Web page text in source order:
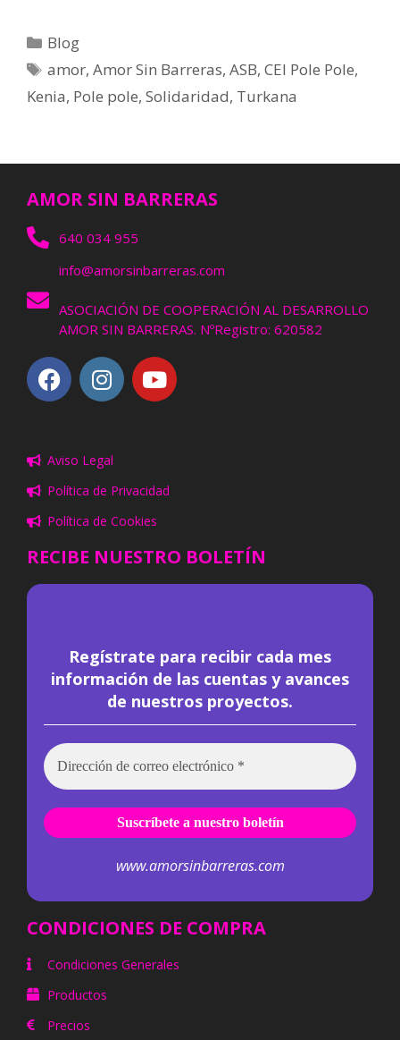
Blog
amor,Amor Sin Barreras,ASB,CEI Pole Pole,
Kenia, Pole pole, Solidaridad, Turkana
AMOR SIN BARRERAS
640 034 955
info@amorsinbarreras.com
ASOCIACIÓN DE COOPERACIÓN AL DESARROLLO
AMOR SIN BARRERAS. NºRegistro: 620582
Aviso Legal
Política de Privacidad
Política de Cookies
RECIBE NUESTRO BOLETÍN
Regístrate para recibir cada mes
información de las cuentas y avances
de nuestros proyectos.
www.amorsinbarreras.com
CONDICIONES DE COMPRA
Condiciones Generales
Productos
Precios